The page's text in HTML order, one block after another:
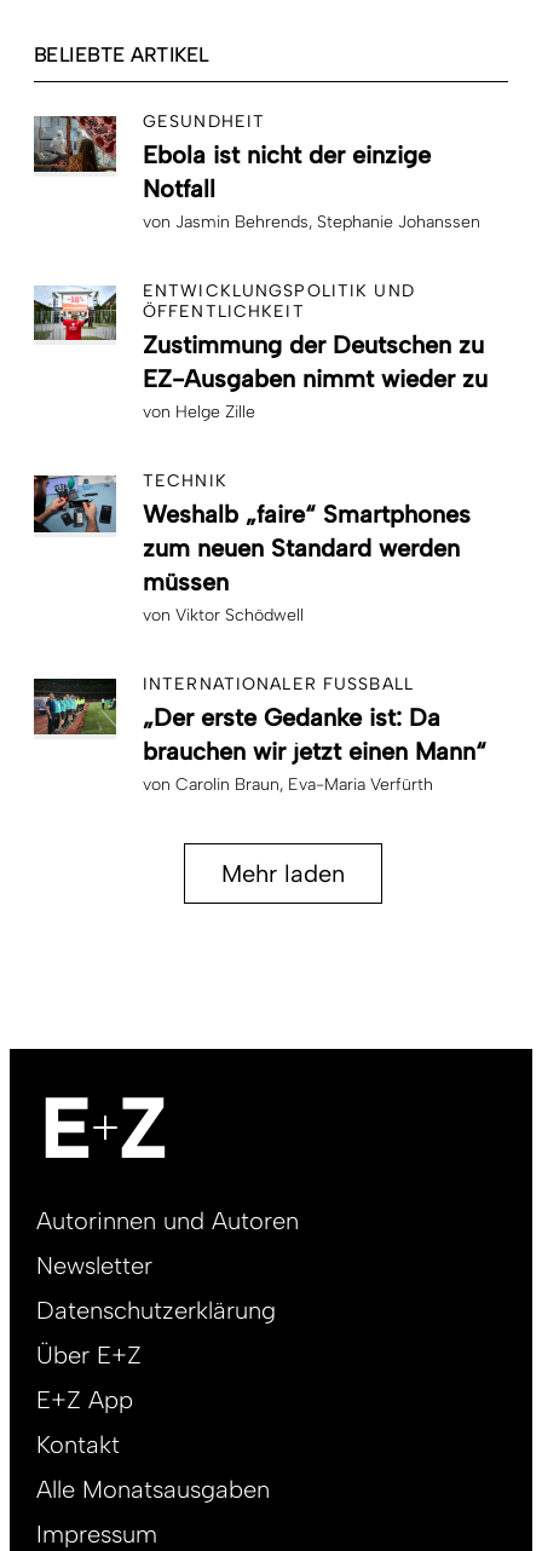
BELIEBTE ARTIKEL
GESUNDHEIT
Ebola ist nicht der einzige
Notfall
von Jasmin Behrends Stephanie Johanssen
ENTWICKLUNGSPOLITIK UND
ÖFFENTLICHKEIT
Zustimmung der Deutschen zu
EZ-Ausgaben nimmt wieder zu
von Helge Zille
TECHNIK
Weshalb „faire“ Smartphones
zum neuen Standard werden
müssen
von Viktor Schödwell
INTERNATIONALER FUSSBALL
„Der erste Gedanke ist: Da
brauchen wir jetzt einen Mann“
von Carolin Braun Eva-Maria Verfürth
Mehr laden
Footer
DE
Autorinnen und Autoren
Newsletter
Datenschutzerklärung
Über E+Z
E+Z App
Kontakt
Alle Monatsausgaben
Impressum